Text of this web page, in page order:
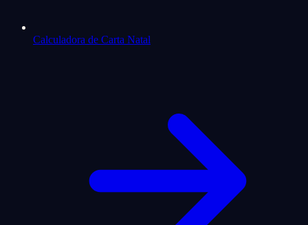
Calculadora de Carta Natal